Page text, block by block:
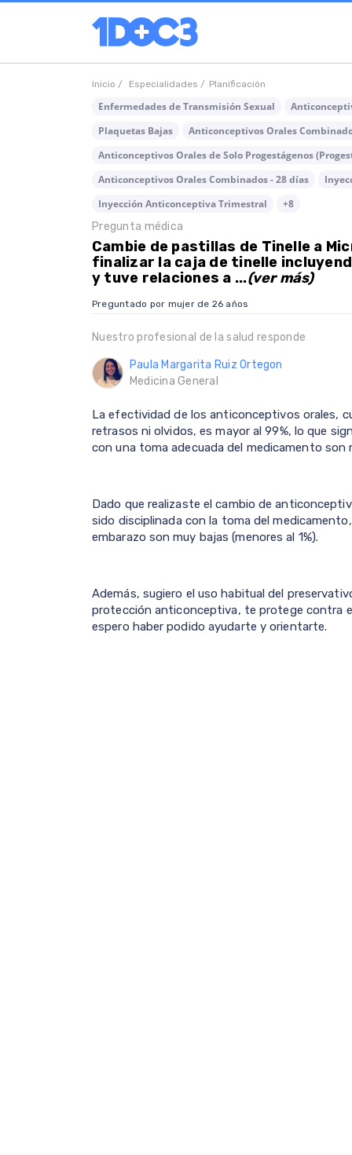
Inicio / Especialidades / Planificación
Enfermedades de Transmisión Sexual
Plaquetas Bajas
Anticonceptivos Orales
Anticonceptivos Orales de Solo Progestágenos
Anticonceptivos Orales Combinados - 28 días
Inyección Anticonceptiva Trimestral
+8
Pregunta médica
Cambie de pastillas de Tinelle a
finalizar la caja de tinelle
y tuve relaciones a ...(ver más)
Preguntado por mujer de 26 años
Nuestro profesional de la salud responde
Paula Margarita Ruiz Ortegon
Medicina General
La efectividad de los anticonceptivos orales,
retrasos ni olvidos, es mayor al 99%, lo que
con una toma adecuada del medicamento son
Dado que realizaste el cambio de
sido disciplinada con la toma del
embarazo son muy bajas (menores al 1%).
Además, sugiero el uso habitual del
protección anticonceptiva, te protege contra
espero haber podido ayudarte y orientarte.